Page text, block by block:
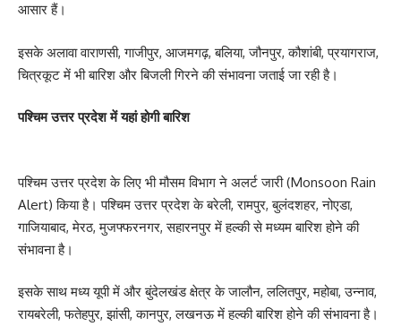
आसार हैं।
इसके अलावा वाराणसी, गाजीपुर, आजमगढ़, बलिया, जौनपुर, कौशांबी, प्रयागराज,
चित्रकूट में भी बारिश और बिजली गिरने की संभावना जताई जा रही है।
पश्चिम उत्तर प्रदेश में यहां होगी बारिश
पश्चिम उत्तर प्रदेश के लिए भी मौसम विभाग ने अलर्ट जारी (Monsoon Rain
Alert) किया है। पश्चिम उत्तर प्रदेश के बरेली, रामपुर, बुलंदशहर, नोएडा,
गाजियाबाद, मेरठ, मुजफ्फरनगर, सहारनपुर में हल्की से मध्यम बारिश होने की
संभावना है।
इसके साथ मध्य यूपी में और बुंदेलखंड क्षेत्र के जालौन, ललितपुर, महोबा, उन्नाव,
रायबरेली, फतेहपुर, झांसी, कानपुर, लखनऊ में हल्की बारिश होने की संभावना है।